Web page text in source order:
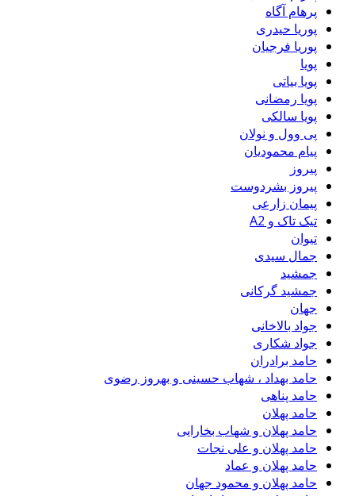
پرهام آگاه
پوریا حیدری
پوریا فرجیان
پویا
پویا بیاتی
پویا رمضانی
پویا سالکی
پی وول و نولان
پیام محمودیان
پیروز
پیروز بشردوست
پیمان زارعی
تیک تاک و A2
تیوان
جمال سیدی
جمشید
جمشید گرکانی
جهان
جواد بالاخانی
جواد شکاری
حامد برادران
حامد بهداد ، شهاب حسینی و بهروز رضوی
حامد پناهی
حامد پهلان
حامد پهلان و شهاب بخارایی
حامد پهلان و علی نجات
حامد پهلان و عماد
حامد پهلان و محمود جهان